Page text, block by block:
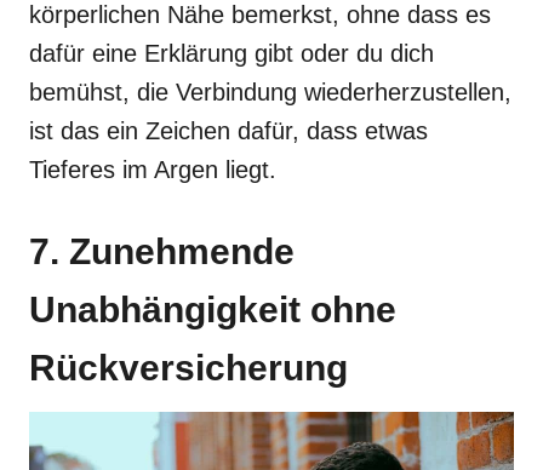
körperlichen Nähe bemerkst, ohne dass es
dafür eine Erklärung gibt oder du dich
bemühst, die Verbindung wiederherzustellen,
ist das ein Zeichen dafür, dass etwas
Tieferes im Argen liegt.
7. Zunehmende
Unabhängigkeit ohne
Rückversicherung